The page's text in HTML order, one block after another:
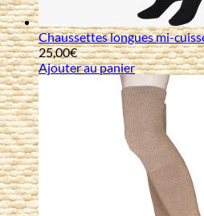
Chaussettes longues mi-
25,00€
Ajouter au panier